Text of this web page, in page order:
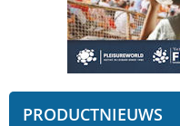
PRODUCTNIEUWS